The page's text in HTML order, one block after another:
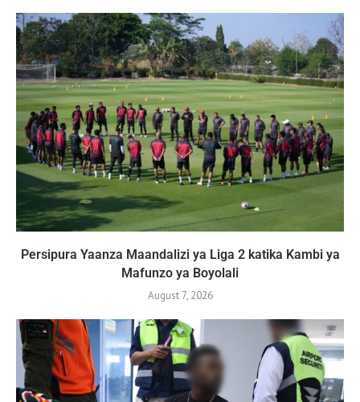
Persipura Yaanza Maandalizi ya Liga 2 katika Kambi ya
Mafunzo ya Boyolali
August 7, 2026